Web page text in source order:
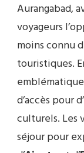
Aurangabad,
voyageurs
moins connu
touristiques.
d’accès pour
culturels. Les
séjour pour